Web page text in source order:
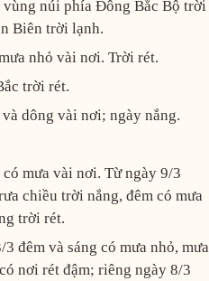
núi phía Đông Bắc Bộ trời
Biên trời lạnh.
nhỏ vài nơi. Trời rét.
trời rét.
dông vài nơi; ngày nắng.
mưa vài nơi. Từ ngày 9/3
chiều trời nắng, đêm có mưa
trời rét.
đêm và sáng có mưa nhỏ, mưa
nơi rét đậm; riêng ngày 8/3